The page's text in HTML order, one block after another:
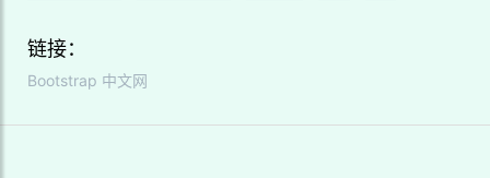
链接：
Bootstrap 中文网